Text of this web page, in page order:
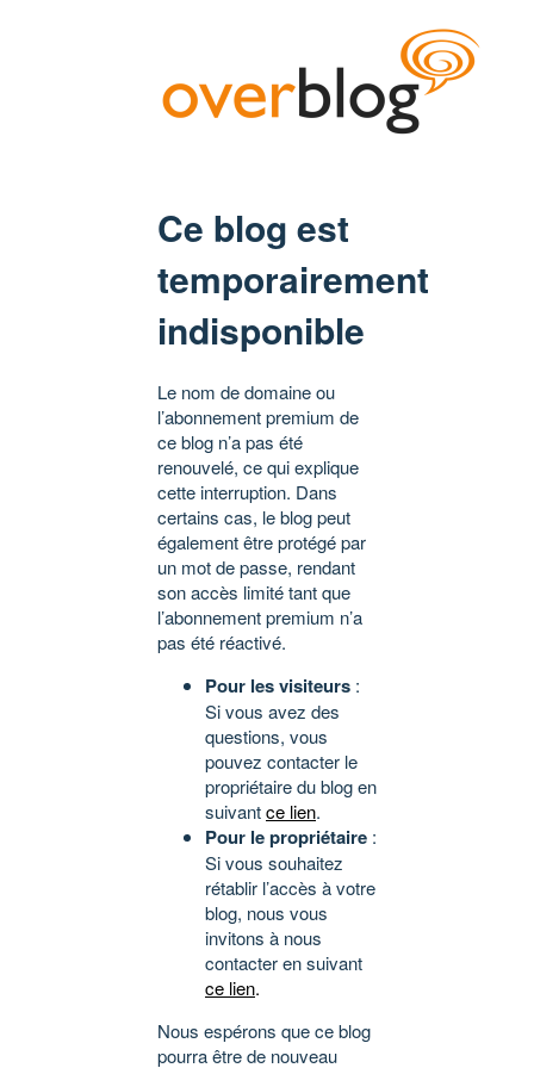
Ce blog est
temporairement
indisponible
Le nom de domaine ou
l’abonnement premium de
ce blog n’a pas été
renouvelé, ce qui explique
cette interruption. Dans
certains cas, le blog peut
également être protégé par
un mot de passe, rendant
son accès limité tant que
l’abonnement premium n’a
pas été réactivé.
Pour les visiteurs :
Si vous avez des
questions, vous
pouvez contacter le
propriétaire du blog en
suivantce lien.
Pour le propriétaire :
Si vous souhaitez
rétablir l’accès à votre
blog, nous vous
invitons à nous
contacter en suivant
ce lien.
Nous espérons que ce blog
pourra être de nouveau